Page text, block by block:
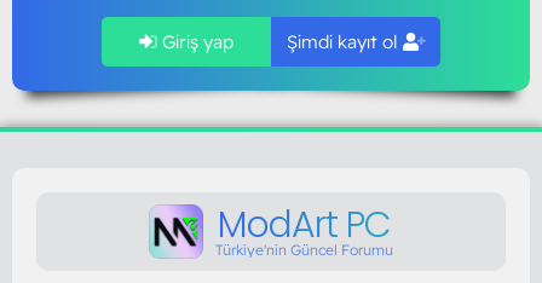
Giriş yap Şimdi kayıt ol
ModArt PC
Türkiye'nin Güncel Forumu